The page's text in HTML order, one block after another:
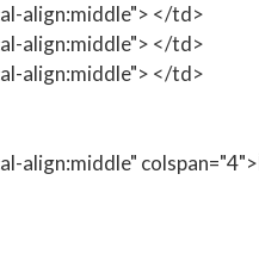
align:middle"> </td>
align:middle"> </td>
align:middle"> </td>